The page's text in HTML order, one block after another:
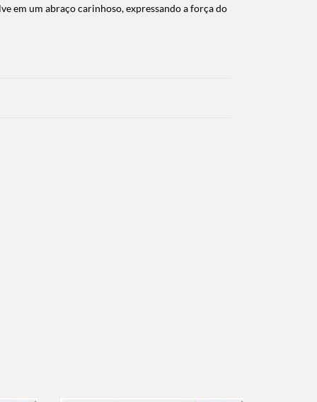
em um abraço carinhoso, expressando a força do